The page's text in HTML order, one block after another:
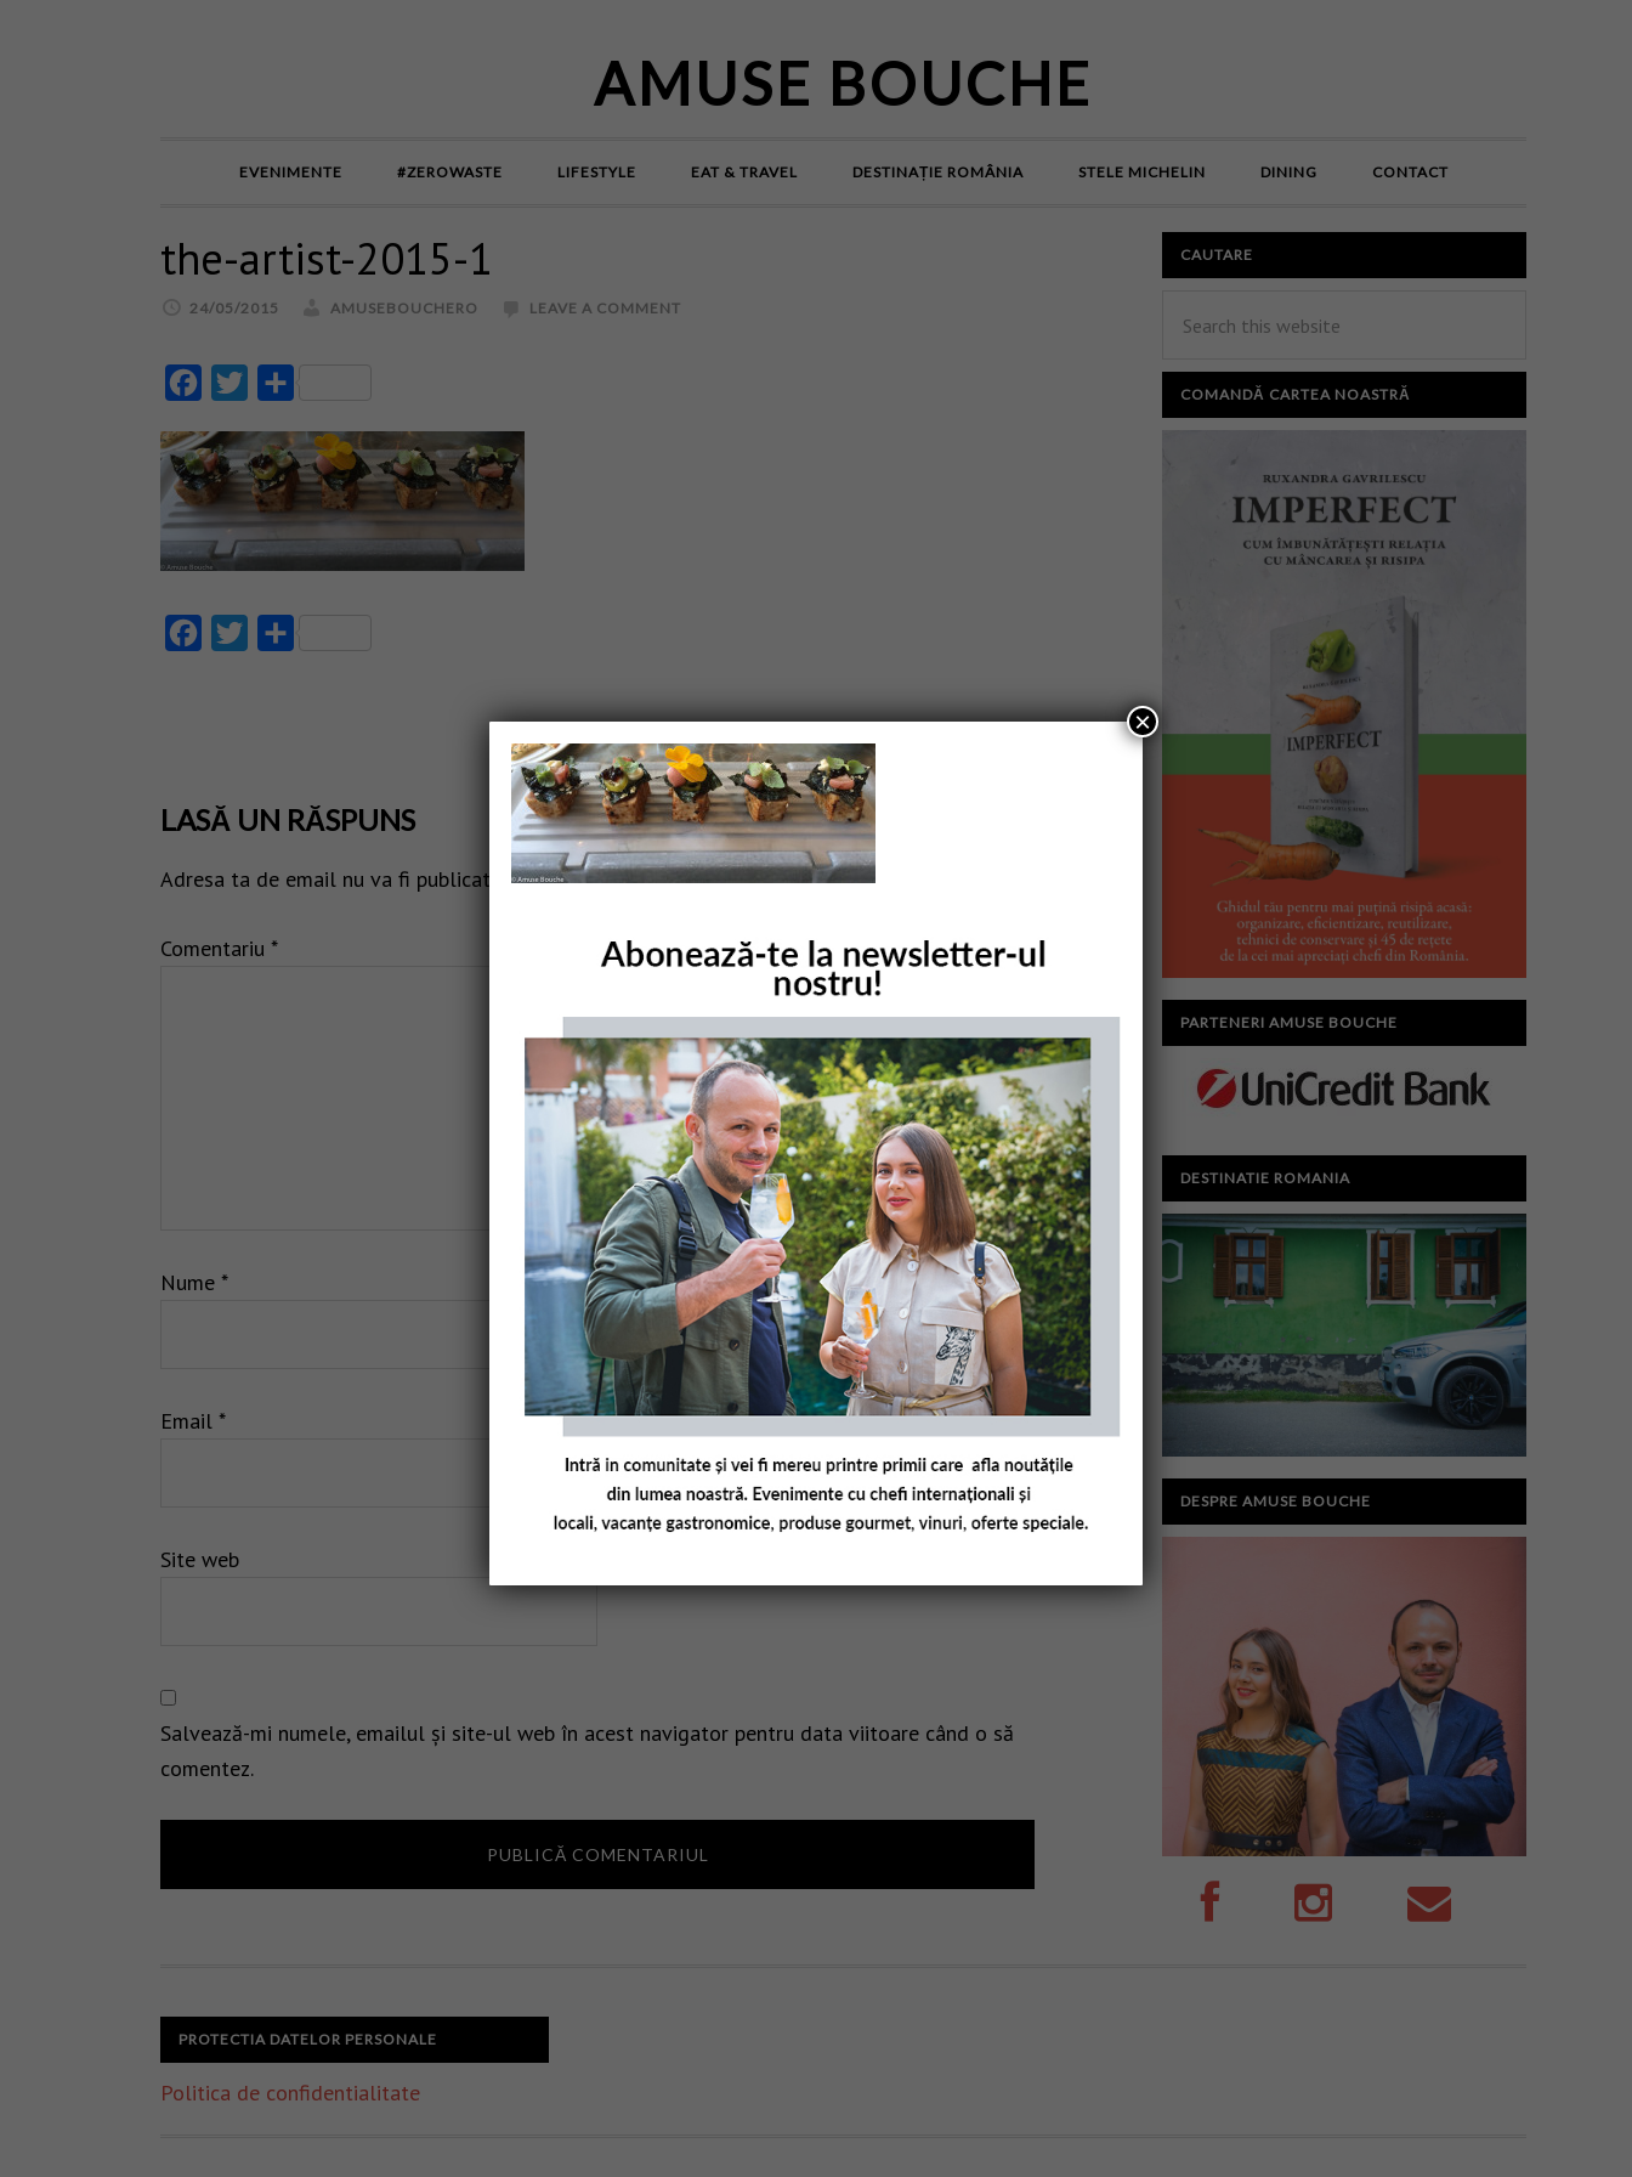
AMUSE BOUCHE
EVENIMENTE #ZEROWASTE LIFESTYLE EAT & TRAVEL DESTINAȚIE ROMÂNIA STELE MICHELIN DINING CONTACT
the-artist-2015-1
24/05/2015 AMUSEBOUCHERO LEAVE A COMMENT
FacebookTwitter
FacebookTwitter
LASĂ UN RĂSPUNS
Adresa ta de email nu va fi publicată. Câmpurile obligatorii sunt marcate cu*
Comentariu *
Nume *
Email *
Site web
Salvează-mi numele, emailul și site-ul web în acest navigator pentru data viitoare când o să
comentez.
CAUTARE
COMANDĂ CARTEA NOASTRĂ
PARTENERI AMUSE BOUCHE
DESTINATIE ROMANIA
DESPRE AMUSE BOUCHE
PROTECTIA DATELOR PERSONALE
Politica de confidentialitate
×